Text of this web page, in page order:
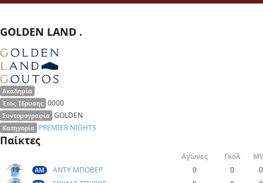
GOLDEN LAND .
Ακαδημία .
Έτος Ίδρυσης 0000
Συντομογραφία GOLDEN
Κατηγορία PREMIER NIGHTS
Παίκτες
Αγώνες Γκολ
19 AM ΑΝΤΥ ΜΠΟΒΕΡ 0 0 0